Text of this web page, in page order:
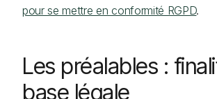
pour se mettre en conformité RGPD.
Les préalables :
base légale